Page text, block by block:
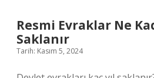
Resmi Evraklar Ne
Saklanır
Tarih: Kasım 5, 2024